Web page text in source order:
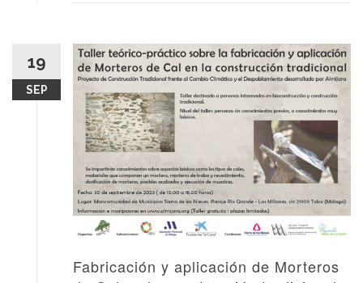
19
SEP
Fabricación y aplicación de Morteros